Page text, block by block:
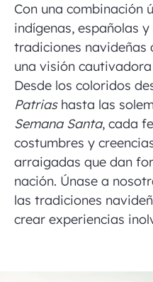
Con una combinación
indígenas, españolas
tradiciones navideñas
una visión
Desde los coloridos
Patriashasta las
Semana Santa, cada
costumbres y
arraigadas que dan
nación. Únase a
las tradiciones
crear experiencias